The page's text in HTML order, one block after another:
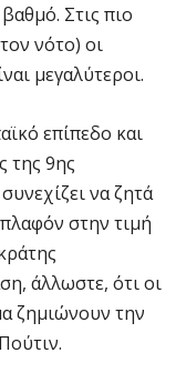
Στις πιο
νότο) οι
μεγαλύτεροι.
επίπεδο και
της 9ης
να ζητά
στην τιμή
άλλωστε, ότι οι
ζημιώνουν την